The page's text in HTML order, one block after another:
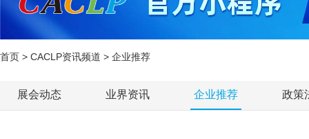
首页 > CACLP资讯频道 > 企业推荐
展会动态 业界资讯 企业推荐 政策